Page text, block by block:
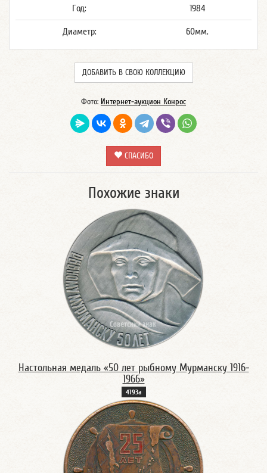
Год: 1984
Диаметр: 60мм.
ДОБАВИТЬ В СВОЮ КОЛЛЕКЦИЮ
Фото: Интернет-аукцион Конрос
СПАСИБО
Похожие знаки
Настольная медаль «50 лет рыбному Мурманску 1916-
1966»
4193а